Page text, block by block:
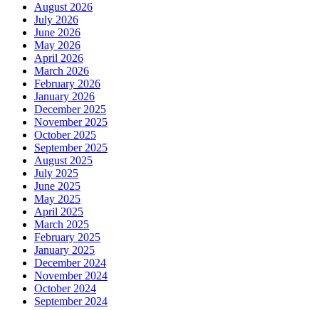
August 2026
July 2026
June 2026
May 2026
April 2026
March 2026
February 2026
January 2026
December 2025
November 2025
October 2025
September 2025
August 2025
July 2025
June 2025
May 2025
April 2025
March 2025
February 2025
January 2025
December 2024
November 2024
October 2024
September 2024